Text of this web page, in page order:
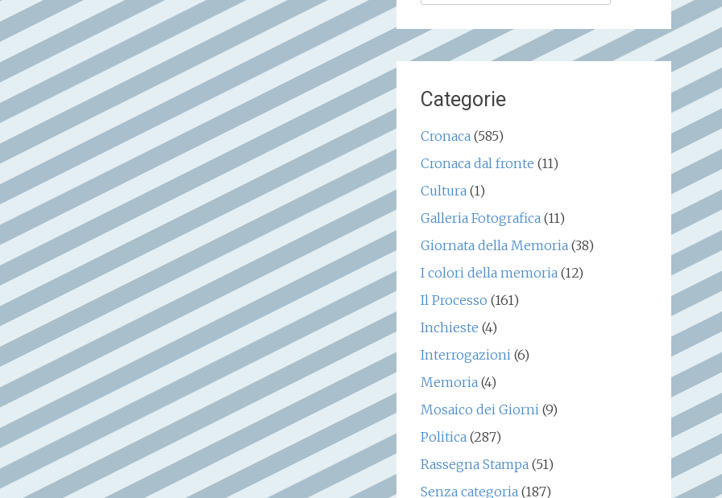
Categorie
Cronaca(585)
Cronaca dal fronte (11)
Cultura(1)
Galleria Fotografica(11)
Giornata della Memoria(38)
I colori della memoria(12)
Il Processo (161)
Inchieste (4)
Interrogazioni(6)
Memoria(4)
Mosaico dei Giorni(9)
Politica(287)
Rassegna Stampa(51)
Senza categoria(187)